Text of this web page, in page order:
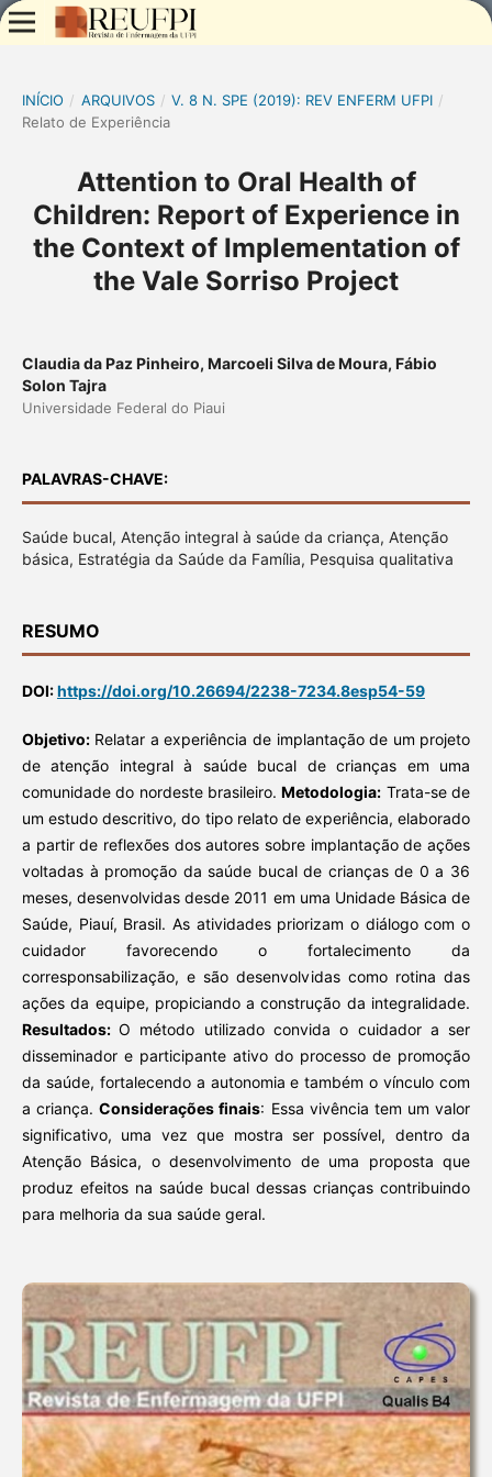
INÍCIO / ARQUIVOS / V. 8 N. SPE (2019): REV ENFERM UFPI /
Relato de Experiência
Attention to Oral Health of
Children: Report of Experience in
the Context of Implementation of
the Vale Sorriso Project
Claudia da Paz Pinheiro, Marcoeli Silva de Moura, Fábio
Solon Tajra
Universidade Federal do Piaui
PALAVRAS-CHAVE:
Saúde bucal, Atenção integral à saúde da criança, Atenção
básica, Estratégia da Saúde da Família, Pesquisa qualitativa
RESUMO
DOI:https://doi.org/10.26694/2238-7234.8esp54-59
Objetivo:Relatar a experiência de implantação de um projeto
de atenção integral à saúde bucal de crianças em uma
comunidade do nordeste brasileiro.Metodologia: Trata-se de
um estudo descritivo, do tipo relato de experiência, elaborado
a partir de reflexões dos autores sobre implantação de ações
voltadas à promoção da saúde bucal de crianças de 0 a 36
meses, desenvolvidas desde 2011 em uma Unidade Básica de
Saúde, Piauí, Brasil. As atividades priorizam o diálogo com o
cuidador favorecendo o fortalecimento da
corresponsabilização, e são desenvolvidas como rotina das
ações da equipe, propiciando a construção da integralidade.
Resultados:O método utilizado convida o cuidador a ser
disseminador e participante ativo do processo de promoção
da saúde, fortalecendo a autonomia e também o vínculo com
a criança.Considerações finais: Essa vivência tem um valor
significativo, uma vez que mostra ser possível, dentro da
Atenção Básica, o desenvolvimento de uma proposta que
produz efeitos na saúde bucal dessas crianças contribuindo
para melhoria da sua saúde geral.